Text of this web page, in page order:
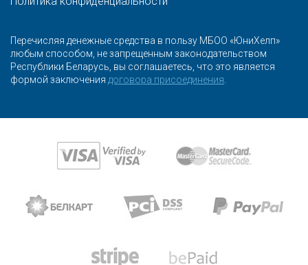
Перечисляя денежные средства в пользу МБОО «ЮниХелп»
любым способом, не запрещенным законодательством
Республики Беларусь, вы соглашаетесь, что это является
формой заключения договора присоединения